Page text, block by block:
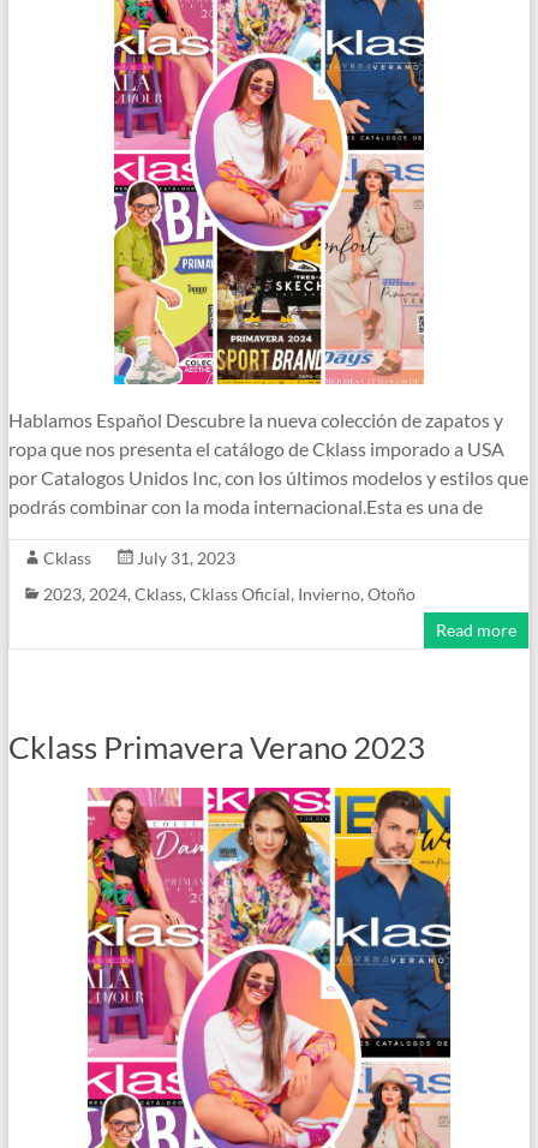
Hablamos Español Descubre la nueva colección de zapatos y
ropa que nos presenta el catálogo de Cklass imporado a USA
por Catalogos Unidos Inc, con los últimos modelos y estilos que
podrás combinar con la moda internacional.Esta es una de
Cklass
July 31, 2023
2023, 2024, Cklass, Cklass Oficial, Invierno, Otoño
Read more
Cklass Primavera Verano 2023